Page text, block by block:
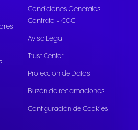
Condiciones Generales
Contrato - CGC
Aviso Legal
Trust Center
Protección de Datos
Buzón de reclamaciones
Configuración de Cookies